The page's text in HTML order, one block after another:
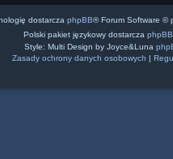
dostarcza phpBB® Forum Software ©
Polski pakiet językowy dostarcza
Style: Multi Design by Joyce&Luna
Zasady ochrony danych osobowych |